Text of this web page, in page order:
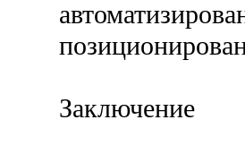
Заключение